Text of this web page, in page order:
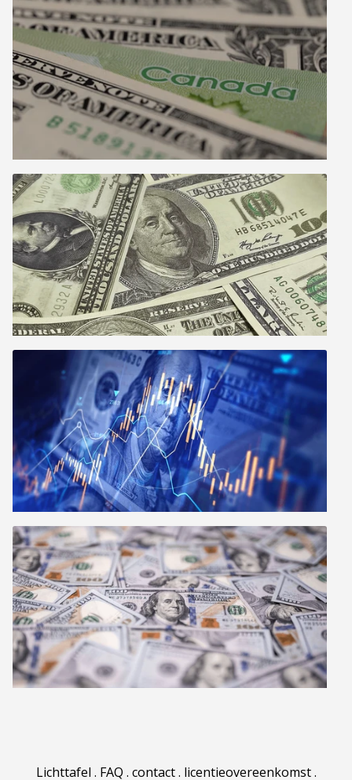
Lichttafel . FAQ . contact. licentieovereenkomst.